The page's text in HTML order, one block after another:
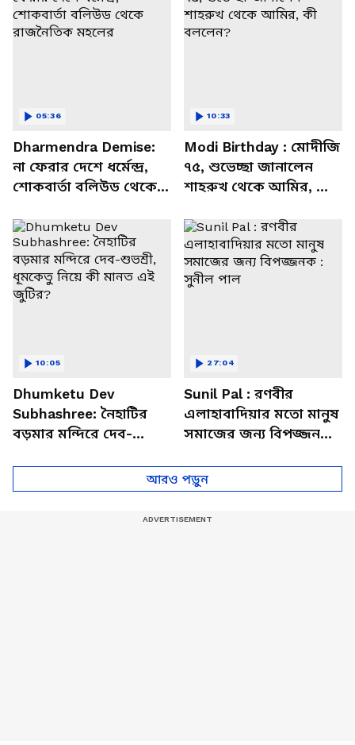
Dharmendra Demise:
না ফেরার দেশে ধর্মেন্দ্র,
শোকবার্তা বলিউড থেকে
05:36
Modi Birthday : মোদীজি
৭৫, শুভেচ্ছা জানালেন
শাহরুখ থেকে আমির, কী
10:33
Dhumketu Dev
Subhashree: নৈহাটির
বড়মার মন্দিরে দেব-
10:05
Sunil Pal : রণবীর
এলাহাবাদিয়ার মতো মানুষ
সমাজের জন্য বিপজ্জনক :
27:04
আরও পড়ুন